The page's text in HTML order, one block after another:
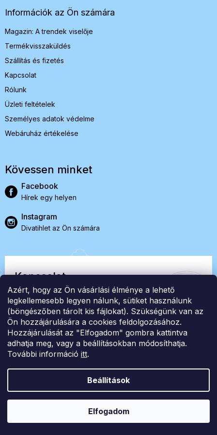
Azért, hogy az Ön vásárlási élménye a lehető
legkellemesebb legyen nálunk, sütiket használunk
(böngészőben tárolt kis fájlokat). Szükségünk van az
Ön hozzájárulására a cookies feldolgozásához.
Hozzájárulását az "Elfogadom" gombra kattintva
adhatja meg, vagy a beállításokban módosíthatja.
További információ itt.
Beállítások
Elfogadom
Információk az Ön számára
Magazin: A trendek viselője
Termékvisszaküldés
Szállítás és fizetés
Kapcsolat
Rólunk
Üzleti feltételek
Személyes adatok védelme
Webáruház értékelése
Kövessen minket
Facebook
Hírek egy helyen
Instagram
Divatihlet az Ön számára
Kapcsolat
EasyStock s.r.o.
ID: 07727402, Adószám: CZ07727402
info@londonclub.hu
London Club